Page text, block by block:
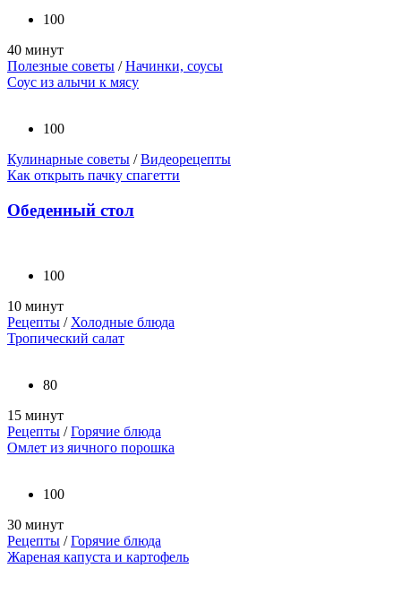
100
40 минут
Полезные советы /Начинки, соусы
Соус из алычи к мясу
100
Кулинарные советы /Видеорецепты
Как открыть пачку спагетти
Обеденный стол
100
10 минут
Рецепты / Холодные блюда
Тропический салат
80
15 минут
Рецепты /Горячие блюда
Омлет из яичного порошка
100
30 минут
Рецепты /Горячие блюда
Жареная капуста и картофель